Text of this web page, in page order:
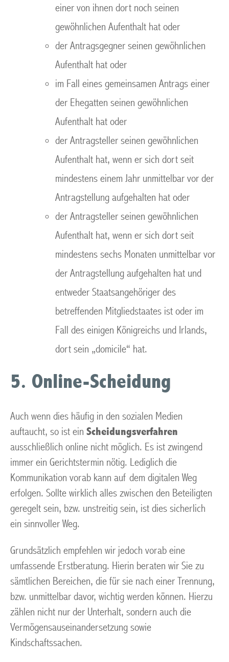
einer von ihnen dort noch seinen
gewöhnlichen Aufenthalt hat oder
der Antragsgegner seinen gewöhnlichen
Aufenthalt hat oder
im Fall eines gemeinsamen Antrags einer
der Ehegatten seinen gewöhnlichen
Aufenthalt hat oder
der Antragsteller seinen gewöhnlichen
Aufenthalt hat, wenn er sich dort seit
mindestens einem Jahr unmittelbar vor der
Antragstellung aufgehalten hat oder
der Antragsteller seinen gewöhnlichen
Aufenthalt hat, wenn er sich dort seit
mindestens sechs Monaten unmittelbar vor
der Antragstellung aufgehalten hat und
entweder Staatsangehöriger des
betreffenden Mitgliedstaates ist oder im
Fall des einigen Königreichs und Irlands,
dort sein „domicile“ hat.
5. Online-Scheidung
Auch wenn dies häufig in den sozialen Medien
auftaucht, so ist ein Scheidungsverfahren
ausschließlich online nicht möglich. Es ist zwingend
immer ein Gerichtstermin nötig. Lediglich die
Kommunikation vorab kann auf dem digitalen Weg
erfolgen. Sollte wirklich alles zwischen den Beteiligten
geregelt sein, bzw. unstreitig sein, ist dies sicherlich
ein sinnvoller Weg.
Grundsätzlich empfehlen wir jedoch vorab eine
umfassende Erstberatung. Hierin beraten wir Sie zu
sämtlichen Bereichen, die für sie nach einer Trennung,
bzw. unmittelbar davor, wichtig werden können. Hierzu
zählen nicht nur der Unterhalt, sondern auch die
Vermögensauseinandersetzung sowie
Kindschaftssachen.